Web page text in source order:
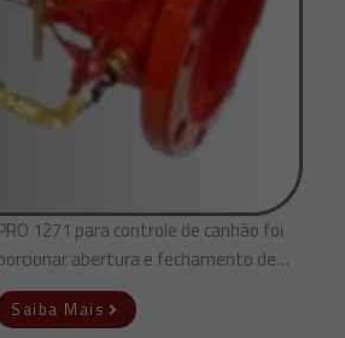
1271 para controle de canhão foi
abertura e fechamento de…
Saiba Mais